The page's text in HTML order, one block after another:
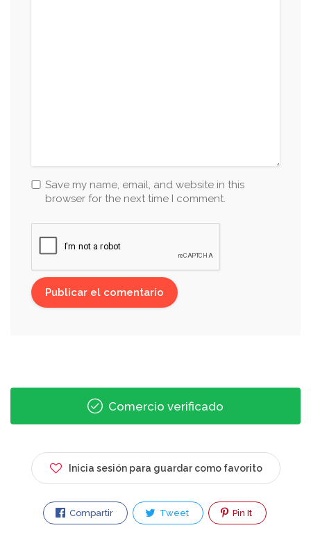
Save my name, email, and website in this
browser for the next time I comment.
Comercio verificado
Inicia sesión para guardar como favorito
Compartir Tweet Pin It